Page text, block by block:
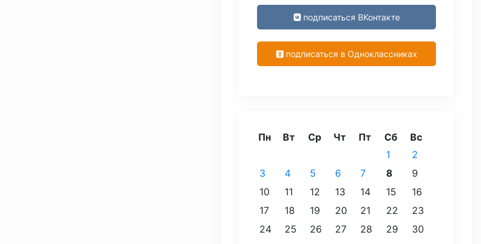
подписаться ВКонтакте
подписаться в Одноклассниках
Пн Вт Ср Чт Пт Сб
Вс
1
2
3
4 5 6 7 8
9
10
11 12 13 14 15
16
17
18 19 20 21 22
23
24
25 26 27 28 29
30